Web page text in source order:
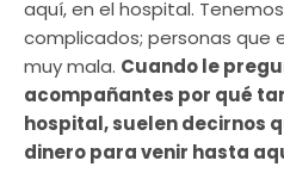
aquí, en el hospital.
complicados; personas que
muy mala. Cuando le
acompañantes por qué
hospital, suelen decirnos
dinero para venir hasta